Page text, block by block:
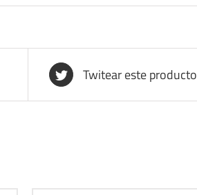
Twitear este producto